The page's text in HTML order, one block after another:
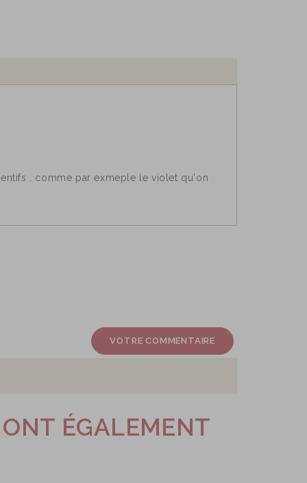
, comme par exmeple le violet qu'on
VOTRE COMMENTAIRE
ÉGALEMENT